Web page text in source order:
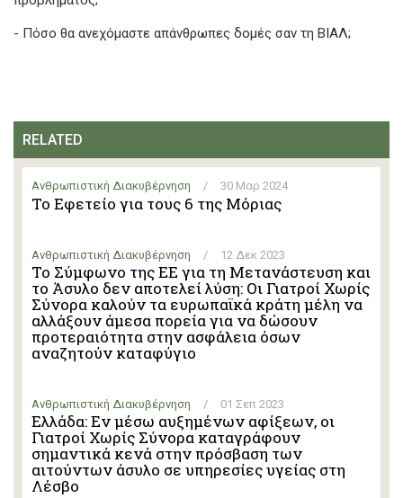
- Πόσο θα ανεχόμαστε απάνθρωπες δομές σαν τη ΒΙΑΛ;
RELATED
Ανθρωπιστική Διακυβέρνηση / 30 Μαρ 2024
Το Εφετείο για τους 6 της Μόριας
Ανθρωπιστική Διακυβέρνηση / 12 Δεκ 2023
Το Σύμφωνο της ΕΕ για τη Μετανάστευση και
το Άσυλο δεν αποτελεί λύση: Οι Γιατροί Χωρίς
Σύνορα καλούν τα ευρωπαϊκά κράτη μέλη να
αλλάξουν άμεσα πορεία για να δώσουν
προτεραιότητα στην ασφάλεια όσων
αναζητούν καταφύγιο
Ανθρωπιστική Διακυβέρνηση / 01 Σεπ 2023
Ελλάδα: Εν μέσω αυξημένων αφίξεων, οι
Γιατροί Χωρίς Σύνορα καταγράφουν
σημαντικά κενά στην πρόσβαση των
αιτούντων άσυλο σε υπηρεσίες υγείας στη
Λέσβο